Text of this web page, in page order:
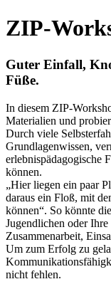
ZIP-
Guter Einfall,
Füße.
In diesem ZIP-
Materialien und
Durch viele
Grundlagenwissen,
erlebnispädagogische
können.
„Hier liegen ein paar
daraus ein Floß, mit
können“. So könnte
Jugendlichen oder
Zusammenarbeit,
Um zum Erfolg zu
nicht fehlen.